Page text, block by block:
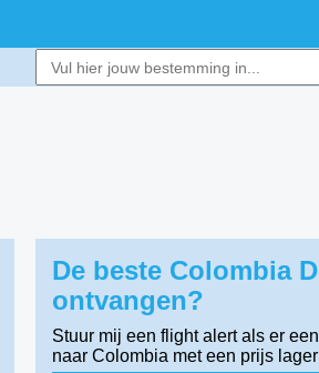
De beste Colombia
ontvangen?
Stuur mij een flight alert als er
naar Colombia met een prijs